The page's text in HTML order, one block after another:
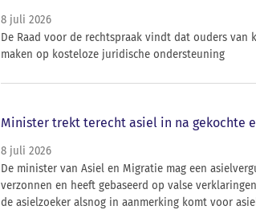
8 juli 2026
De Raad voor de rechtspraak vindt dat ouders
maken op kosteloze juridische ondersteuning
Minister trekt terecht asiel in na gekochte
8 juli 2026
De minister van Asiel en Migratie mag een
verzonnen en heeft gebaseerd op valse
de asielzoeker alsnog in aanmerking komt voor